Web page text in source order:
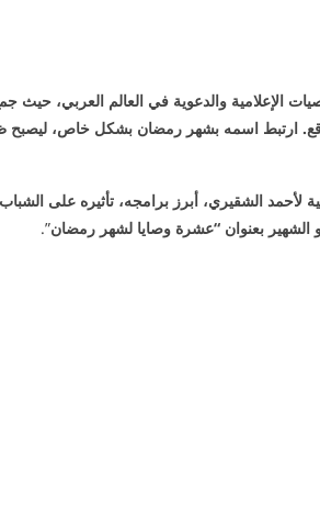
الإعلامية والدعوية في العالم العربي، حيث
ارتبط اسمه بشهر رمضان بشكل خاص، ليصبح
لأحمد الشقيري، أبرز برامجه، تأثيره على
الشهير بعنوان “عشرة وصايا لشهر رمضان”.